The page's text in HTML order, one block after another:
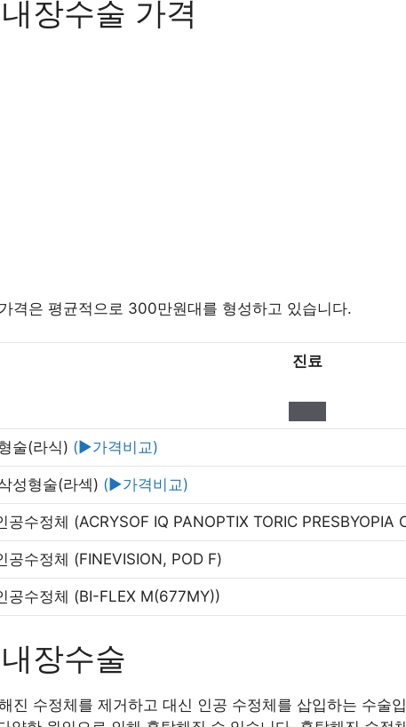
장수술 가격
격은 평균적으로 300만원대를 형성하고 있습니다.
진료
술(라식) (▶가격비교)
성형술(라섹) (▶가격비교)
공수정체 (ACRYSOF IQ PANOPTIX TORIC PRESBYOPIA
공수정체 (FINEVISION, POD F)
공수정체 (BI-FLEX M(677MY))
장수술
진 수정체를 제거하고 대신 인공 수정체를 삽입하는 수술